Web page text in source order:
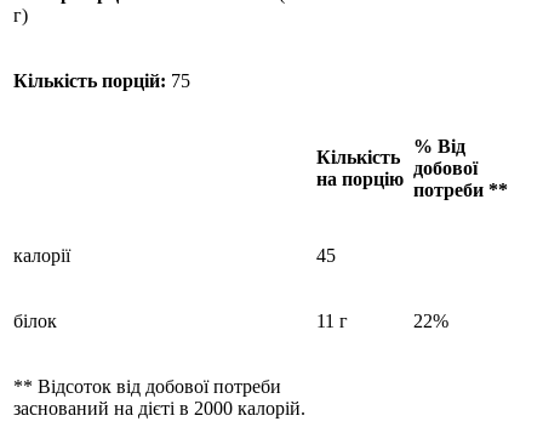
г)
Кількість порцій: 75
Кількість
на порцію
% Від
добової
потреби **
калорії 45
білок 11 г 22%
** Відсоток від добової потреби
заснований на дієті в 2000 калорій.